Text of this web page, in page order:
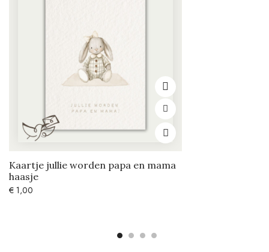
Kaartje jullie worden papa en mama
haasje
€ 1,00